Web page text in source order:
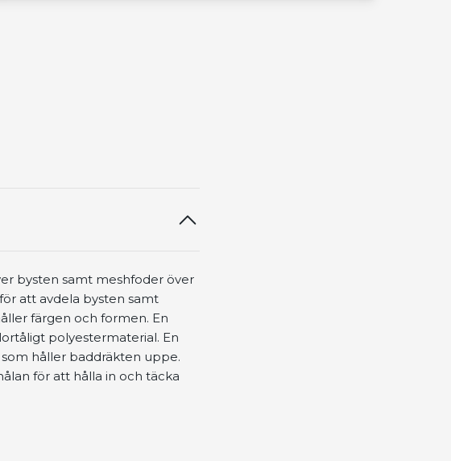
bysten samt meshfoder över
att avdela bysten samt
färgen och formen. En
polyestermaterial. En
håller baddräkten uppe.
för att hålla in och täcka